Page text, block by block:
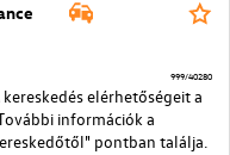
kereskedés elérhetőségeit a
információk a
pontban találja.
999/40280